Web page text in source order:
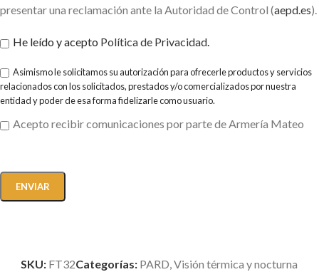
presentar una reclamación ante la Autoridad de Control (aepd.es).
He leído y acepto Política de Privacidad.
Asimismo le solicitamos su autorización para ofrecerle productos y servicios
relacionados con los solicitados, prestados y/o comercializados por nuestra
entidad y poder de esa forma fidelizarle como usuario.
Acepto recibir comunicaciones por parte de Armería Mateo
SKU: FT32Categorías: PARD,Visión térmica y nocturna